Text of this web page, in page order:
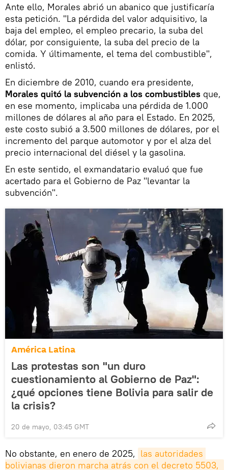
Ante ello, Morales abrió un abanico que justificaría
esta petición. "La pérdida del valor adquisitivo, la
baja del empleo, el empleo precario, la suba del
dólar, por consiguiente, la suba del precio de la
comida. Y últimamente, el tema del combustible",
enlistó.
En diciembre de 2010, cuando era presidente,
Morales quitó la subvención a los combustibles que,
en ese momento, implicaba una pérdida de 1.000
millones de dólares al año para el Estado. En 2025,
este costo subió a 3.500 millones de dólares, por el
incremento del parque automotor y por el alza del
precio internacional del diésel y la gasolina.
En este sentido, el exmandatario evaluó que fue
acertado para el Gobierno de Paz "levantar la
subvención".
América Latina
Las protestas son "un duro
cuestionamiento al Gobierno de Paz":
¿qué opciones tiene Bolivia para salir de
la crisis?
20 de mayo, 03:45 GMT
No obstante, en enero de 2025, las autoridades